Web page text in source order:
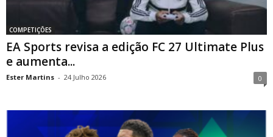
COMPETIÇÕES
EA Sports revisa a edição FC 27 Ultimate Plus
e aumenta...
Ester Martins - 24 Julho 2026 0